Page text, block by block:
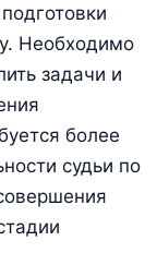
Необходимо
задачи и
более
судьи по